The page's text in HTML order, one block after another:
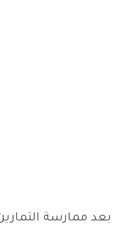
بعد ممارسة